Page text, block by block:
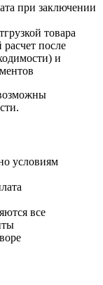
при заключении
товара
после
и
условиям
все